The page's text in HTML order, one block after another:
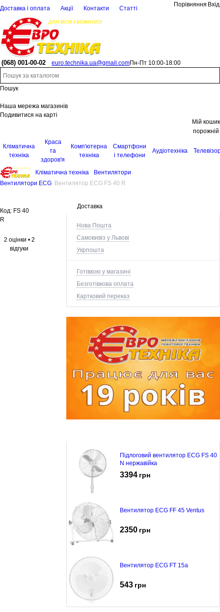
Доставка і оплата Акції Контакти Статті
Порівняння Вхід
(068) 001-00-02 euro.technika.ua@gmail.comПн-Пт 10:00-18:00
Пошук
Наша мережа магазинів
Подивитися на карті
Мій кошик
порожній
Кліматична
техніка
Краса
та
здоров'я
Комп'ютерна
техніка
Смартфони
і телефони
Аудіотехніка
Кліматична техніка
Вентилятори
Вентилятори ECG Вентилятор ECG FS 40 R
Доставка
Нова Пошта
Самовивіз у Львові
Укрпошта
Готівкою у магазині
Безготівкова оплата
Картковий переказ
Підлоговий вентилятор ECG FS 40
N нержавійка
3394 грн
Вентилятор ECG FF 45 Ventus
2350 грн
Вентилятор ECG FT 15a
543 грн
Код: FS 40
R
2 оцінки • 2
відгуки